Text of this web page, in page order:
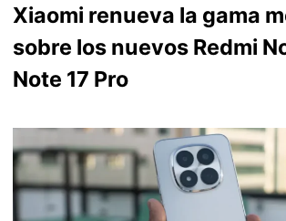
Xiaomi renueva la gama
sobre los nuevos Redmi
Note 17 Pro